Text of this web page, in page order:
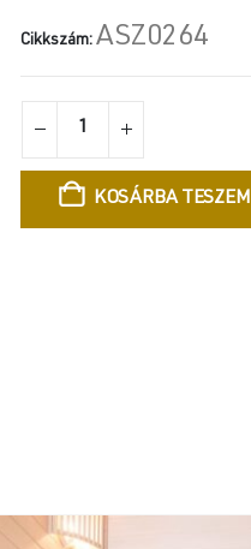
Cikkszám:ASZ0264
KOSÁRBA TESZEM